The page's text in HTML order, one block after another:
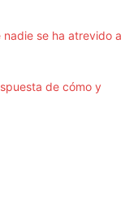
nadie se ha atrevido a
de cómo y